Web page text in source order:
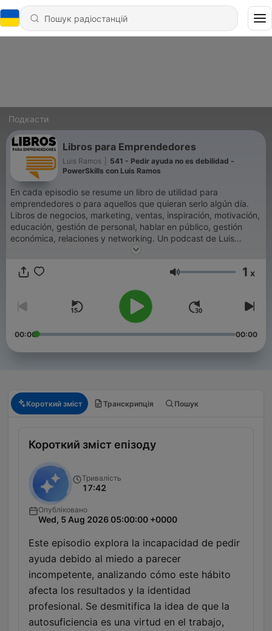
Подкасти
Libros para Emprendedores
Luis Ramos
541 - Pedir ayuda no es debilidad -
PowerSkills con Luis Ramos
En cada episodio se resume un libro de utilidad para
emprendedores o para aquellos que quieran serlo algún día.
Libros de negocios, marketing, ventas, inspiración, motivación,
educación, gestión de personal, hablar en público, gestión
económica, relaciones y networking. Un podcast de Luis
Ramos, emprendedor, empresario y experto en Marca
Emprendedores es el podcast de Negocios más escuchado del
Гучність 1 x
00:00 00:00
Короткий зміст Транскрипція Пошук
Короткий зміст епізоду
Тривалість
17:42
Опубліковано
Wed, 5 Aug 2026 05:00:00 +0000
Este episodio explora la incapacidad de pedir
ayuda debido al miedo a parecer
incompetente, analizando cómo este hábito
afecta los resultados y la identidad
profesional. Se desmitifica la idea de que la
autosuficiencia es una virtud en el trabajo,